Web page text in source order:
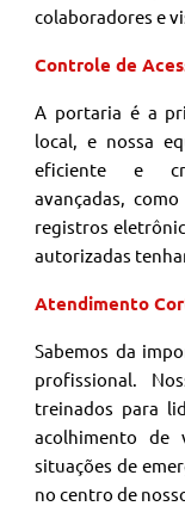
colaboradores e
Controle de
A portaria é a
local, e nossa
eficiente e
avançadas,
registros
autorizadas
Atendimento
Sabemos da
profissional.
treinados para
acolhimento de
situações de
no centro de